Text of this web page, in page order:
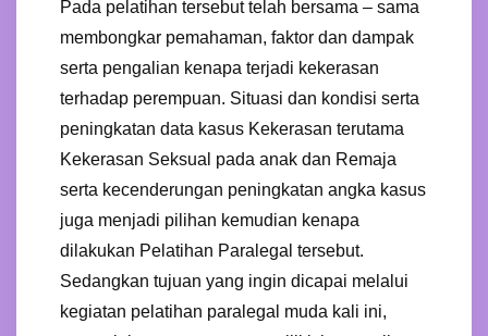
Pada pelatihan tersebut telah bersama – sama
membongkar pemahaman, faktor dan dampak
serta pengalian kenapa terjadi kekerasan
terhadap perempuan. Situasi dan kondisi serta
peningkatan data kasus Kekerasan terutama
Kekerasan Seksual pada anak dan Remaja
serta kecenderungan peningkatan angka kasus
juga menjadi pilihan kemudian kenapa
dilakukan Pelatihan Paralegal tersebut.
Sedangkan tujuan yang ingin dicapai melalui
kegiatan pelatihan paralegal muda kali ini,